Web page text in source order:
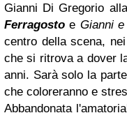
Gianni Di Gregorio
Ferragosto e Gianni
centro della scena,
che si ritrova a dover
anni. Sarà solo la
che coloreranno e
Abbandonata